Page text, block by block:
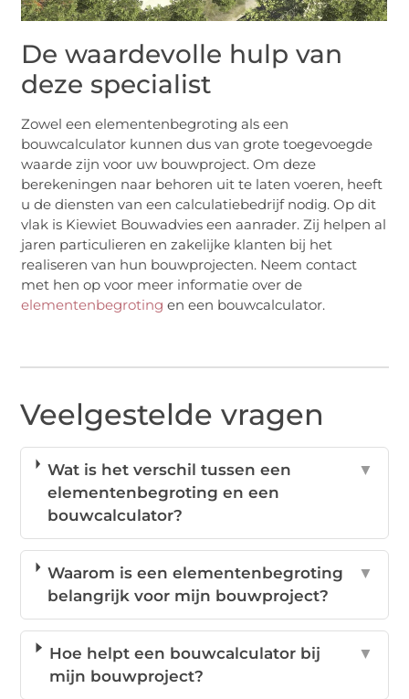
De waardevolle hulp van
deze specialist
Zowel een elementenbegroting als een
bouwcalculator kunnen dus van grote toegevoegde
waarde zijn voor uw bouwproject. Om deze
berekeningen naar behoren uit te laten voeren, heeft
u de diensten van een calculatiebedrijf nodig. Op dit
vlak is Kiewiet Bouwadvies een aanrader. Zij helpen al
jaren particulieren en zakelijke klanten bij het
realiseren van hun bouwprojecten. Neem contact
met hen op voor meer informatie over de
elementenbegroting en een bouwcalculator.
Veelgestelde vragen
Wat is het verschil tussen een
elementenbegroting en een
bouwcalculator?
▼
Waarom is een elementenbegroting
belangrijk voor mijn bouwproject?
▼
Hoe helpt een bouwcalculator bij
mijn bouwproject?
▼